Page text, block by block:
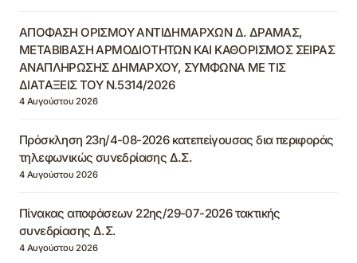
ΑΠΟΦΑΣΗ ΟΡΙΣΜΟΥ ΑΝΤΙΔΗΜΑΡΧΩΝ Δ. ΔΡΑΜΑΣ,
ΜΕΤΑΒΙΒΑΣΗ ΑΡΜΟΔΙΟΤΗΤΩΝ ΚΑΙ ΚΑΘΟΡΙΣΜΟΣ ΣΕΙΡΑΣ
ΑΝΑΠΛΗΡΩΣΗΣ ΔΗΜΑΡΧΟΥ, ΣΥΜΦΩΝΑ ΜΕ ΤΙΣ
ΔΙΑΤΑΞΕΙΣ ΤΟΥ Ν.5314/2026
4 Αυγούστου 2026
Πρόσκληση 23η/4-08-2026 κατεπείγουσας δια περιφοράς
τηλεφωνικώς συνεδρίασης Δ.Σ.
4 Αυγούστου 2026
Πίνακας αποφάσεων 22ης/29-07-2026 τακτικής
συνεδρίασης Δ.Σ.
4 Αυγούστου 2026